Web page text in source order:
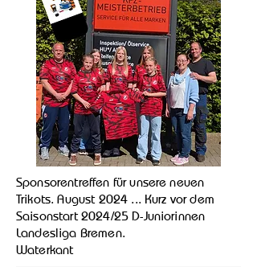
Sponsorentreffen für unsere neuen
Trikots. August 2024 ... Kurz vor dem
Saisonstart 2024/25 D-Juniorinnen
Landesliga Bremen.
Waterkant